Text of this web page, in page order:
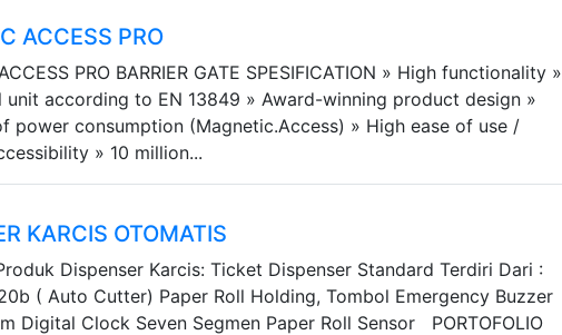
ACCESS PRO
PRO BARRIER GATE SPESIFICATION » High functionality »
unit according to EN 13849 » Award-winning product design »
power consumption (Magnetic.Access) » High ease of use /
» 10 million...
KARCIS OTOMATIS
Dispenser Karcis: Ticket Dispenser Standard Terdiri Dari :
( Auto Cutter) Paper Roll Holding, Tombol Emergency Buzzer
Digital Clock Seven Segmen Paper Roll Sensor PORTOFOLIO